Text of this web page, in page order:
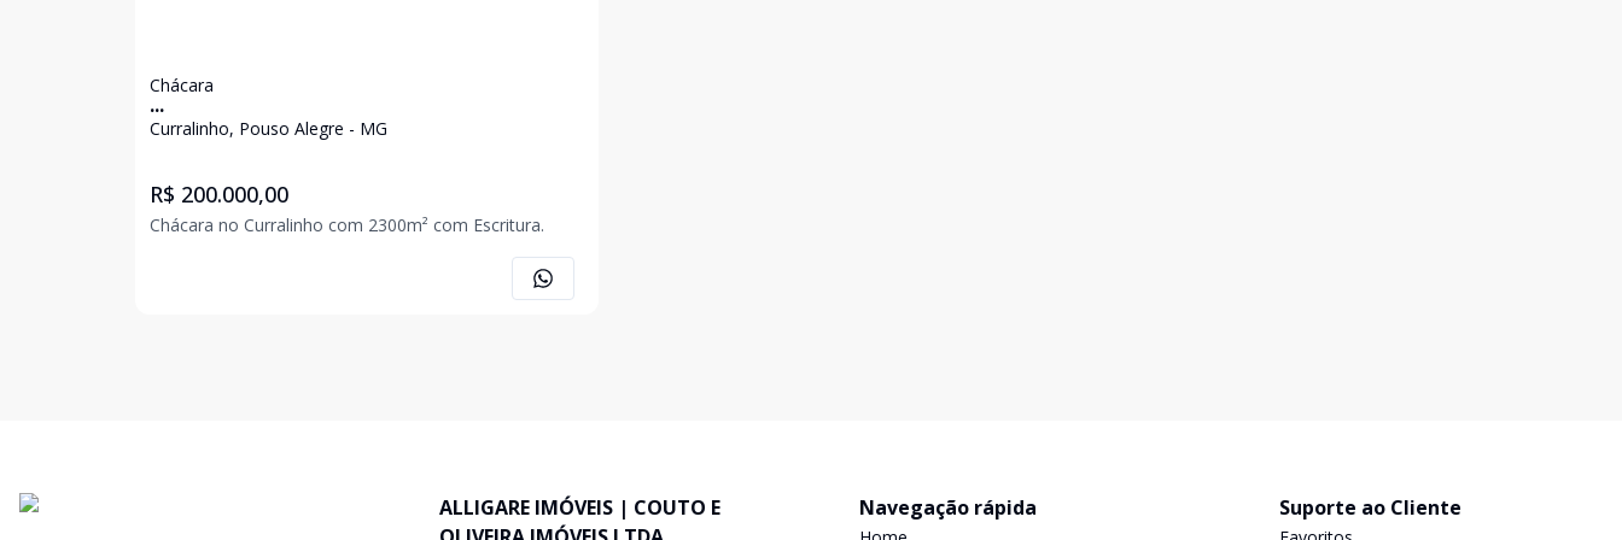
Chácara
...
Curralinho, Pouso Alegre - MG
R$ 200.000,00
Chácara no Curralinho com 2300m² com Escritura.
ALLIGARE IMÓVEIS | COUTO E
Navegação rápida Suporte ao Cliente